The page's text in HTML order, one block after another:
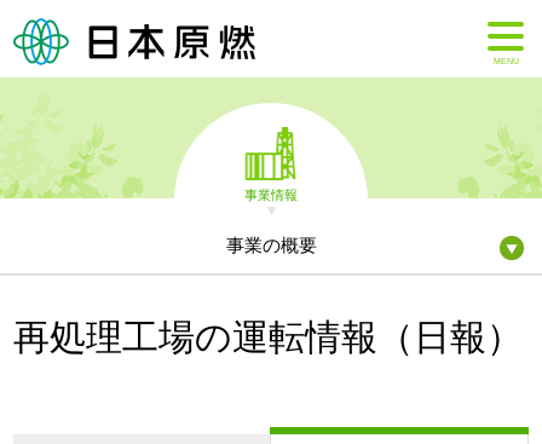
MENU
事業情報
事業の概要
再処理工場の運転情報（日報）